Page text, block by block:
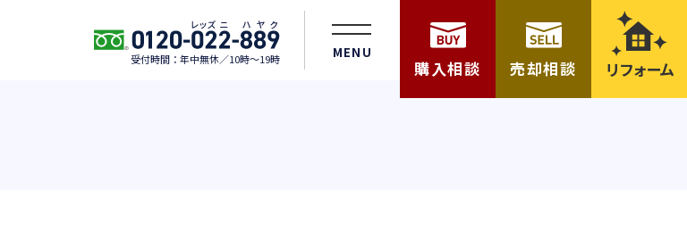
受付時間：年中無休／10時〜19時 MENU
購入相談 売却相談 リフォーム